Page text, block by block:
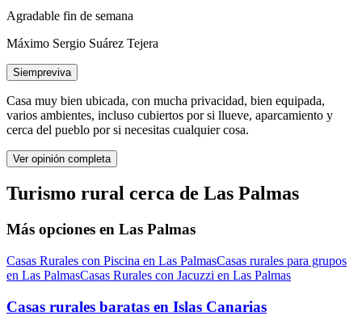
Agradable fin de semana
Máximo Sergio Suárez Tejera
Siempreviva
Casa muy bien ubicada, con mucha privacidad, bien equipada,
varios ambientes, incluso cubiertos por si llueve, aparcamiento y
cerca del pueblo por si necesitas cualquier cosa.
Ver opinión completa
Turismo rural cerca de Las Palmas
Más opciones en Las Palmas
Casas Rurales con Piscina en Las PalmasCasas rurales para grupos
en Las PalmasCasas Rurales con Jacuzzi en Las Palmas
Casas rurales baratas en Islas Canarias